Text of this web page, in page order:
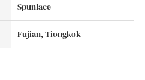
Spunlace
Fujian, Tiongkok